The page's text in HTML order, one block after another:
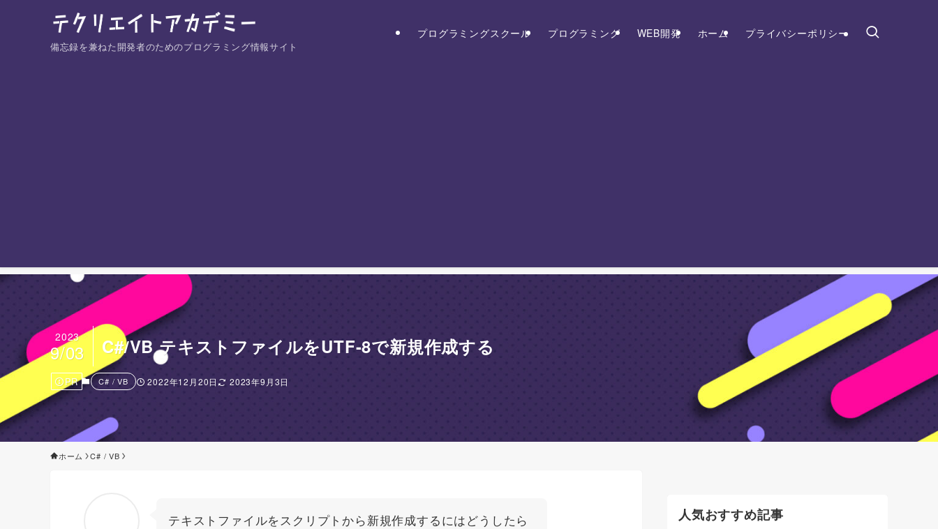
備忘録を兼ねた開発者のためのプログラミング情報サイト
プログラミングスクール プログラミング WEB開発 ホーム プライバシーポリシー
C#/VB テキストファイルをUTF-8で新規作成する
2023
9/03
PR C# / VB 2022年12月20日 2023年9月3日
ホーム C# / VB
テキストファイルをスクリプトから新規作成するにはどうしたら
人気おすすめ記事